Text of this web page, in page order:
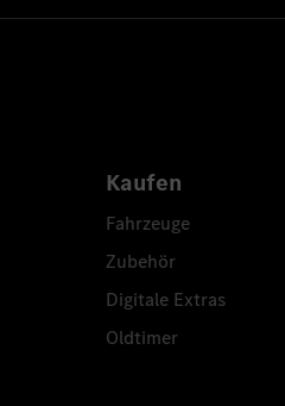
Kaufen
Fahrzeuge
Zubehör
Digitale Extras
Oldtimer